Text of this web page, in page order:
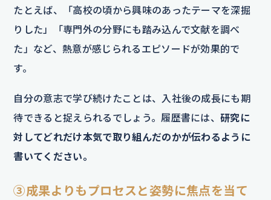
たとえば、「高校の頃から興味のあったテーマを深掘
りした」「専門外の分野にも踏み込んで文献を調べ
た」など、熱意が感じられるエピソードが効果的で
す。
自分の意志で学び続けたことは、入社後の成長にも期
待できると捉えられるでしょう。履歴書には、研究に
対してどれだけ本気で取り組んだのかが伝わるように
書いてください。
③成果よりもプロセスと姿勢に焦点を当て